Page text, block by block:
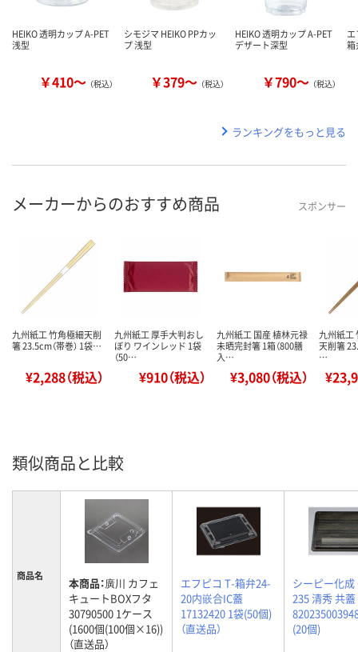
HEIKO 透明カップ A-PET
浅型
￥410～ （税込）
シモジマ HEIKO PPカッ
プ 浅型
￥379～ （税込）
HEIKO 透明カップ A-PET
デザート深型
￥790～ （税込）
箱
ランキングをもっと見る
メーカーからのおすすめ商品 スポンサー
九州紙工 竹角極細天削
箸 23.5cm（帯巻） 1袋…
¥2,288（税込）
九州紙工 厚手大判おし
ぼり ワインレッド 1袋
（50…
¥910（税込）
九州紙工 国産 植林元禄
未晒完封箸 1箱（800膳
入…
¥3,080（税込）
九州紙工
天削箸
…
類似商品と比較
商品名 本商品：廣川 カフェ
キュートBOXフタ
30790500 1ケース
(1600個(100個×16))
（直送品）
エフピコ T-箱弁24-
20内嵌合IC蓋
17132420 1袋(50個)
（直送品）
シーピー化成
235 清秀 共蓋
(20個)